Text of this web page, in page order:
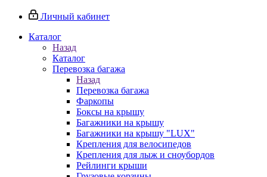
Личный кабинет
Каталог
Назад
Каталог
Перевозка багажа
Назад
Перевозка багажа
Фаркопы
Боксы на крышу
Багажники на крышу
Багажники на крышу "LUX"
Крепления для велосипедов
Крепления для лыж и сноубордов
Рейлинги крыши